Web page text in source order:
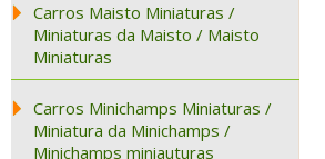
Carros Maisto Miniaturas /
Miniaturas da Maisto / Maisto
Miniaturas
Carros Minichamps Miniaturas /
Miniatura da Minichamps /
Minichamps miniauturas